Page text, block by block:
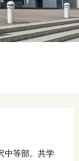
中等部。共学